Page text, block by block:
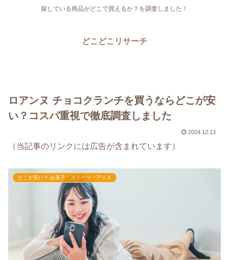
探している商品がどこで買えるか？を調査しました！
どこどこリサーチ
ロアンヌ チョコクランチを買うならどこが安
い？コスパ重視で徹底調査しました
2024.12.13
（当記事のリンクには広告が含まれています）
どこが安い？-お菓子・スイーツ・アイス